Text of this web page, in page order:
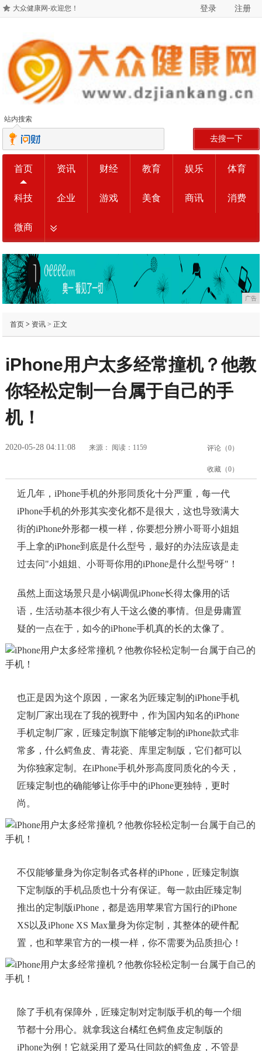
大众健康网-欢迎您！ 登录 注册
站内搜索
去搜一下
首页 资讯 财经 教育 娱乐 体育
科技 企业 游戏 美食 商讯 消费
微商
广告
首页> 资讯> 正文
iPhone用户太多经常撞机？他教
你轻松定制一台属于自己的手
机！
2020-05-28 04:11:08 来源： 阅读：1159 评论（0）
收藏（0）
近几年，iPhone手机的外形同质化十分严重，每一代
iPhone手机的外形其实变化都不是很大，这也导致满大
街的iPhone外形都一模一样，你要想分辨小哥哥小姐姐
手上拿的iPhone到底是什么型号，最好的办法应该是走
过去问"小姐姐、小哥哥你用的iPhone是什么型号呀"！
虽然上面这场景只是小锅调侃iPhone长得太像用的话
语，生活动基本很少有人干这么傻的事情。但是毋庸置
疑的一点在于，如今的iPhone手机真的长的太像了。
也正是因为这个原因，一家名为匠臻定制的iPhone手机
定制厂家出现在了我的视野中，作为国内知名的iPhone
手机定制厂家，匠臻定制旗下能够定制的iPhone款式非
常多，什么鳄鱼皮、青花瓷、库里定制版，它们都可以
为你独家定制。在iPhone手机外形高度同质化的今天，
匠臻定制也的确能够让你手中的iPhone更独特，更时
尚。
不仅能够量身为你定制各式各样的iPhone，匠臻定制旗
下定制版的手机品质也十分有保证。每一款由匠臻定制
推出的定制版iPhone，都是选用苹果官方国行的iPhone
XS以及iPhone XS Max量身为你定制，其整体的硬件配
置，也和苹果官方的一模一样，你不需要为品质担心！
除了手机有保障外，匠臻定制对定制版手机的每一个细
节都十分用心。就拿我这台橘红色鳄鱼皮定制版的
iPhone为例！它就采用了爱马仕同款的鳄鱼皮，不管是